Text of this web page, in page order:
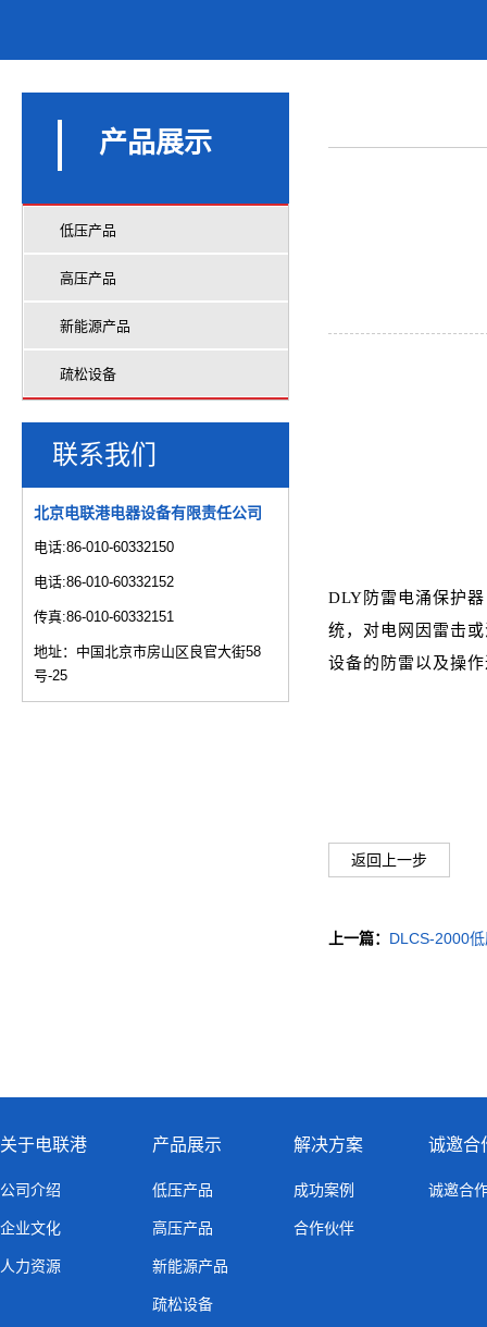
产品展示
低压产品
高压产品
新能源产品
疏松设备
联系我们
北京电联港电器设备有限责任公司
电话:86-010-60332150
电话:86-010-60332152
传真:86-010-60332151
地址：中国北京市房山区良官大街58
号-25
DLY防雷电涌保护
统，对电网因雷击
设备的防雷以及操
返回上一步
上一篇： DLCS-2000
关于电联港
公司介绍
企业文化
人力资源
产品展示
低压产品
高压产品
新能源产品
疏松设备
解决方案
成功案例
合作伙伴
诚邀合
诚邀合